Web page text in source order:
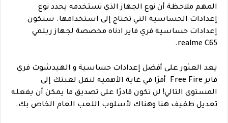
المهم ملاحظة أن نوع الجهاز الذي تستخدمه يحدد نوع
إعدادات الحساسية التي تحتاج إلى استخدامها. ستكون
إعدادات حساسية فري فاير ادناه مخصصة لجهاز ريلمي
realme C65.
يعد العثور على أفضل إعدادات حساسية و الهيدشوت فري
فاير Free Fire أمرًا في غاية الأهمية لنقل لعبتك إلى
المستوى التالي! لن تكون قادرًا على تصديق ما يمكن أن يفعله
تعديل طفيف هنا وهناك لأسلوب اللعب العام الخاص بك.